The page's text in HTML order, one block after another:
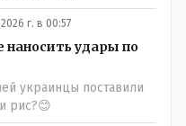
последствия от
от дол.....бов не
предметов, в
Vlad Kostanai: Поэтому
своих не
людям благодарен.
на сокращение
г. в 00:57
удары по
украинцы поставили
рис?😊